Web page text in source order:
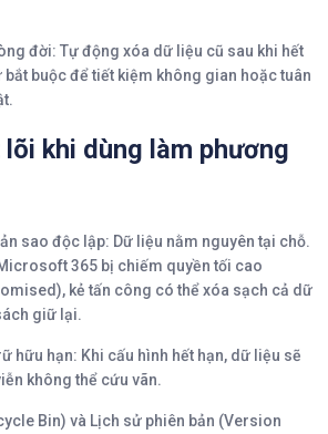
đời: Tự động xóa dữ liệu cũ sau khi hết
buộc để tiết kiệm không gian hoặc tuân
khi dùng làm phương
sao độc lập: Dữ liệu nằm nguyên tại chỗ.
365 bị chiếm quyền tối cao
kẻ tấn công có thể xóa sạch cả dữ
giữ lại.
hữu hạn: Khi cấu hình hết hạn, dữ liệu sẽ
không thể cứu vãn.
Bin) và Lịch sử phiên bản (Version